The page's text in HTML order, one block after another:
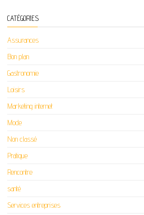
CATÉGORIES
Assurances
Bon plan
Gastronomie
Loisirs
Marketing internet
Mode
Non classé
Pratique
Rencontre
santé
Services entreprises